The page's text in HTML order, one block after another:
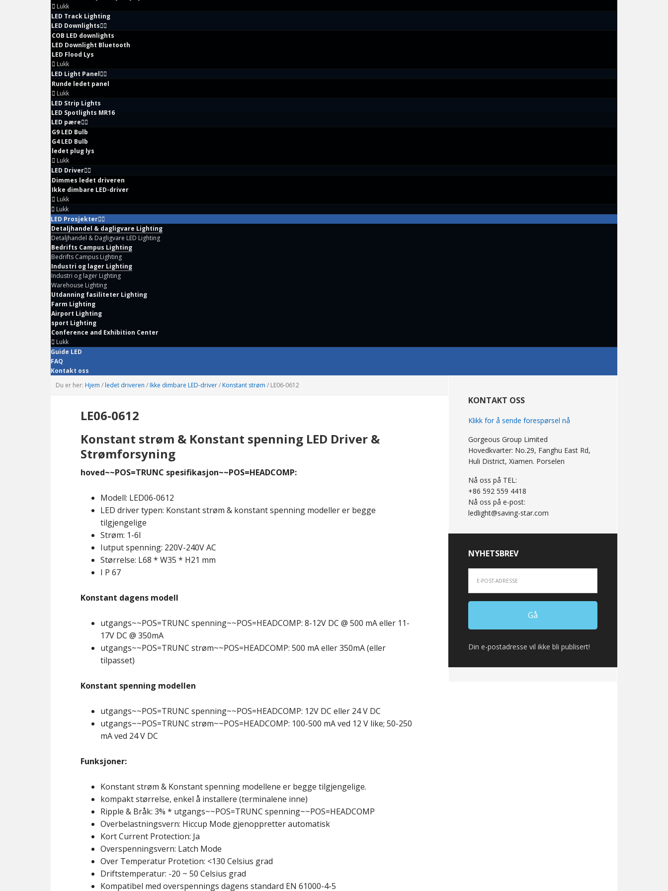
Lukk
LED Track Lighting
LED Downlights
COB LED downlights
LED Downlight Bluetooth
LED Flood Lys
Lukk
LED Light Panel
Runde ledet panel
Lukk
LED Strip Lights
LED Spotlights MR16
LED pære
G9 LED Bulb
G4 LED Bulb
ledet plug lys
Lukk
LED Driver
Dimmes ledet driveren
Ikke dimbare LED-driver
Lukk
Lukk
LED Prosjekter
Detaljhandel & dagligvare Lighting
Detaljhandel & Dagligvare LED Lighting
Bedrifts Campus Lighting
Bedrifts Campus Lighting
Industri og lager Lighting
Industri og lager Lighting
Warehouse Lighting
Utdanning fasiliteter Lighting
Farm Lighting
Airport Lighting
sport Lighting
Conference and Exhibition Center
Lukk
Guide LED
FAQ
Kontakt oss
Du er her: Hjem / ledet driveren / Ikke dimbare LED-driver/ Konstant strøm / LE06-0612
LE06-0612
Konstant strøm & Konstant spenning LED Driver &
Strømforsyning
hoved~~POS=TRUNC spesifikasjon~~POS=HEADCOMP:
Modell: LED06-0612
LED driver typen: Konstant strøm & konstant spenning modeller er begge
tilgjengelige
Strøm: 1-6I
Iutput spenning: 220V-240V AC
Størrelse: L68 * W35 * H21 mm
I P 67
Konstant dagens modell
utgangs~~POS=TRUNC spenning~~POS=HEADCOMP: 8-12V DC @ 500 mA eller 11-
17V DC @ 350mA
utgangs~~POS=TRUNC strøm~~POS=HEADCOMP: 500 mA eller 350mA (eller
tilpasset)
Konstant spenning modellen
utgangs~~POS=TRUNC spenning~~POS=HEADCOMP: 12V DC eller 24 V DC
utgangs~~POS=TRUNC strøm~~POS=HEADCOMP: 100-500 mA ved 12 V like; 50-250
mA ved 24 V DC
Funksjoner:
Konstant strøm & Konstant spenning modellene er begge tilgjengelige.
kompakt størrelse, enkel å installere (terminalene inne)
Ripple & Bråk: 3% * utgangs~~POS=TRUNC spenning~~POS=HEADCOMP
Overbelastningsvern: Hiccup Mode gjenoppretter automatisk
Kort Current Protection: Ja
Overspenningsvern: Latch Mode
Over Temperatur Protetion: <130 Celsius grad
Driftstemperatur: -20 ~ 50 Celsius grad
Kompatibel med overspennings dagens standard EN 61000-4-5
Sidebar
KONTAKT OSS
Klikk for å sende forespørsel nå
Gorgeous Group Limited
Hovedkvarter: No.29, Fanghu East Rd,
Huli District, Xiamen. Porselen
Nå oss på TEL:
+86 592 559 4418
Nå oss på e-post:
ledlight@saving-star.com
NYHETSBREV
Din e-postadresse vil ikke bli publisert!